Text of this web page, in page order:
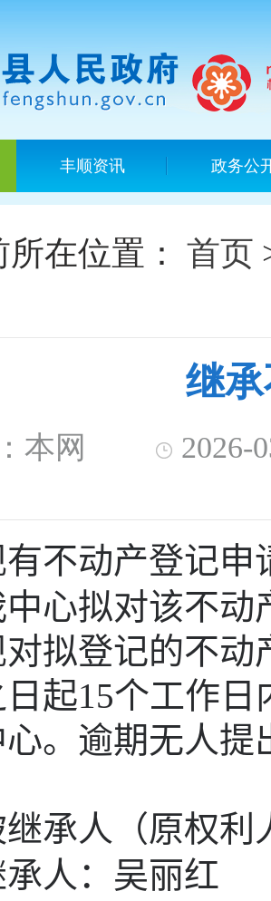
丰顺资讯 政务公
在位置： 首页
继
：本网
有不动产登记申
中心拟对该不
拟登记的不动
起15个工作日
。逾期无人提
人（原权利
：吴丽红